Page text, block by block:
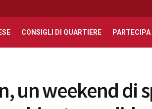
CONSIGLI DI QUARTIERE PARTECIPA
un weekend di